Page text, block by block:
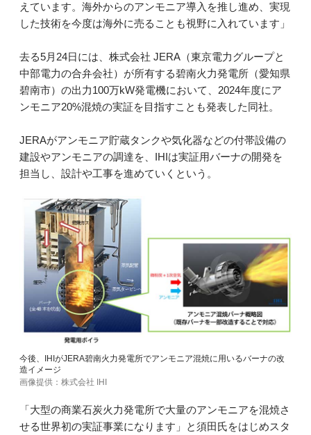
えています。海外からのアンモニア導入を推し進め、実現
した技術を今度は海外に売ることも視野に入れています」
去る5月24日には、株式会社 JERA（東京電力グループと
中部電力の合弁会社）が所有する碧南火力発電所（愛知県
碧南市）の出力100万kW発電機において、2024年度にア
ンモニア20%混焼の実証を目指すことも発表した同社。
JERAがアンモニア貯蔵タンクや気化器などの付帯設備の
建設やアンモニアの調達を、IHIは実証用バーナの開発を
担当し、設計や工事を進めていくという。
今後、IHIがJERA碧南火力発電所でアンモニア混焼に用いるバーナの改
造イメージ
画像提供：株式会社 IHI
「大型の商業石炭火力発電所で大量のアンモニアを混焼さ
せる世界初の実証事業になります」と須田氏をはじめスタ